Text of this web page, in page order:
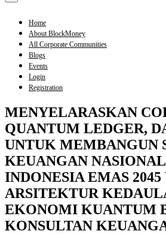
Home
About BlockMoney
All Corporate Communities
Blogs
Events
Login
Registration
MENYELARASKAN
QUANTUM LEDGER,
UNTUK MEMBANGUN
KEUANGAN
INDONESIA EMAS 2045
ARSITEKTUR
EKONOMI KUANTUM
KONSULTAN